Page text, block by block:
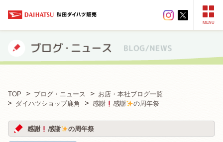
MENU
TOP ブログ・ニュース
お店・本社ブログ一覧
ダイハツショップ鹿角
感謝 感謝 の周年祭
感謝 感謝 の周年祭